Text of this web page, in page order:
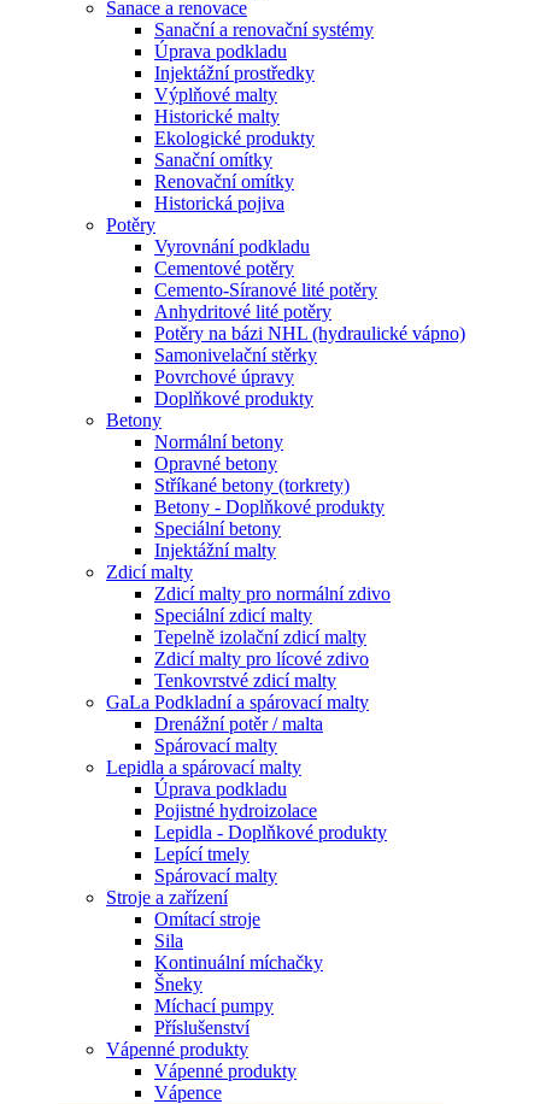
Sanace a renovace
Sanační a renovační systémy
Úprava podkladu
Injektážní prostředky
Výplňové malty
Historické malty
Ekologické produkty
Sanační omítky
Renovační omítky
Historická pojiva
Potěry
Vyrovnání podkladu
Cementové potěry
Cemento-Síranové lité potěry
Anhydritové lité potěry
Potěry na bázi NHL (hydraulické vápno)
Samonivelační stěrky
Povrchové úpravy
Doplňkové produkty
Betony
Normální betony
Opravné betony
Stříkané betony (torkrety)
Betony - Doplňkové produkty
Speciální betony
Injektážní malty
Zdicí malty
Zdicí malty pro normální zdivo
Speciální zdicí malty
Tepelně izolační zdicí malty
Zdicí malty pro lícové zdivo
Tenkovrstvé zdicí malty
GaLa Podkladní a spárovací malty
Drenážní potěr / malta
Spárovací malty
Lepidla a spárovací malty
Úprava podkladu
Pojistné hydroizolace
Lepidla - Doplňkové produkty
Lepící tmely
Spárovací malty
Stroje a zařízení
Omítací stroje
Sila
Kontinuální míchačky
Šneky
Míchací pumpy
Příslušenství
Vápenné produkty
Vápenné produkty
Vápence